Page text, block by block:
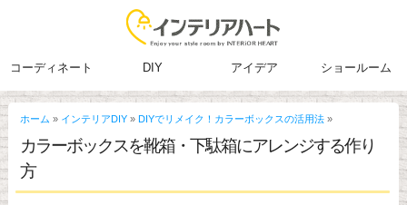
コーディネート DIY アイデア ショールーム
ホーム » インテリアDIY» DIYでリメイク！カラーボックスの活用法»
カラーボックスを靴箱・下駄箱にアレンジする作り
方